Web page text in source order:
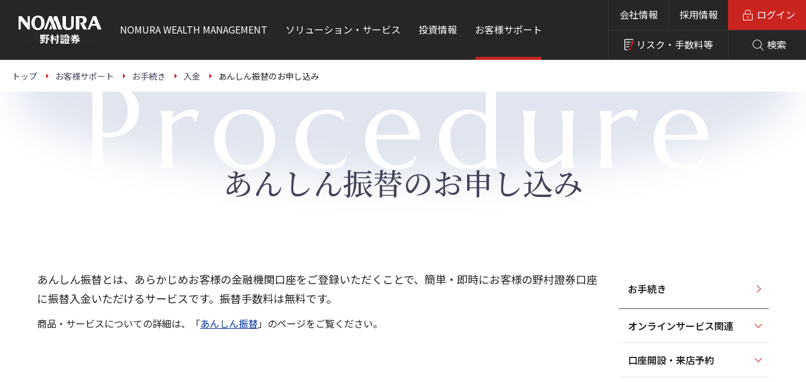
本
NOMURAWEALTH MANAGEMENT ソリューション・サービス 投資情報 お客様サポート
会社情報 採用情報
リスク・ 手数料等 検索
ログイン
トップ お客様サポート お手続き 入金 あんしん振替のお申し込み
Procedure
あんしん振替のお申し込み
あんしん振替とは、あらかじめお客様の金融機関口座をご登録いただくことで、簡単・即時にお客様の野村證券口座
に振替入金いただけるサービスです。振替手数料は無料です。
商品・サービスについての詳細は、「あんしん振替」のページをご覧ください。
お手続き
オンラインサービス関連
口座開設・来店予約